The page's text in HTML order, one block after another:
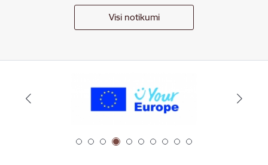
Visi notikumi